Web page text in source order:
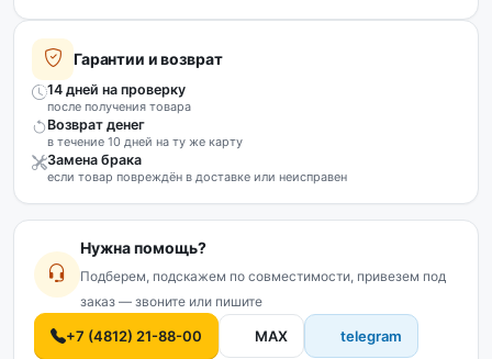
Гарантии и возврат
14 дней на проверку
после получения товара
Возврат денег
в течение 10 дней на ту же карту
Замена брака
если товар повреждён в доставке или неисправен
Нужна помощь?
Подберем, подскажем по совместимости, привезем под
заказ — звоните или пишите
+7 (4812) 21-88-00 MAX telegram